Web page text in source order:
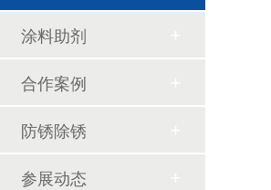
涂料助剂
合作案例
防锈除锈
参展动态